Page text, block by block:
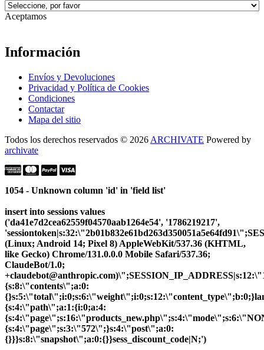
Aceptamos
Información
Envíos y Devoluciones
Privacidad y Política de Cookies
Condiciones
Contactar
Mapa del sitio
Todos los derechos reservados © 2026 ARCHIVATE Powered by
archivate
1054 - Unknown column 'id' in 'field list'
insert into sessions values
('da41e7d2cea62559f04570aab1264e54', '1786219217',
(Linux; Android 14; Pixel 8) AppleWebKit/537.36 (KHTML,
like Gecko) Chrome/131.0.0.0 Mobile Safari/537.36;
ClaudeBot/1.0;
{s:8:\"contents\";a:0:
{s:4:\"path\";a:1:{i:0;a:4:
{s:4:\"page\";s:3:\"572\";}s:4:\"post\";a:0:
{}}}s:8:\"snapshot\";a:0:{}}sess_discount_code|N;')